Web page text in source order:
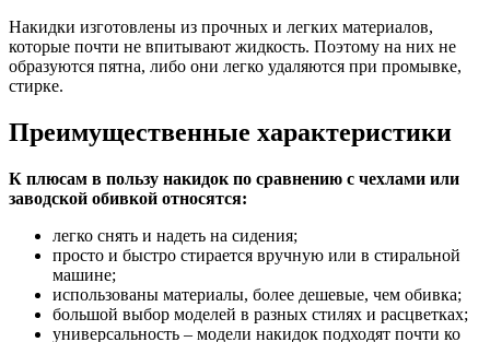
Накидки изготовлены из прочных и легких материалов,
которые почти не впитывают жидкость. Поэтому на них не
образуются пятна, либо они легко удаляются при промывке,
стирке.
Преимущественные характеристики
К плюсам в пользу накидок по сравнению с чехлами или
заводской обивкой относятся:
легко снять и надеть на сидения;
просто и быстро стирается вручную или в стиральной
машине;
использованы материалы, более дешевые, чем обивка;
большой выбор моделей в разных стилях и расцветках;
универсальность – модели накидок подходят почти ко